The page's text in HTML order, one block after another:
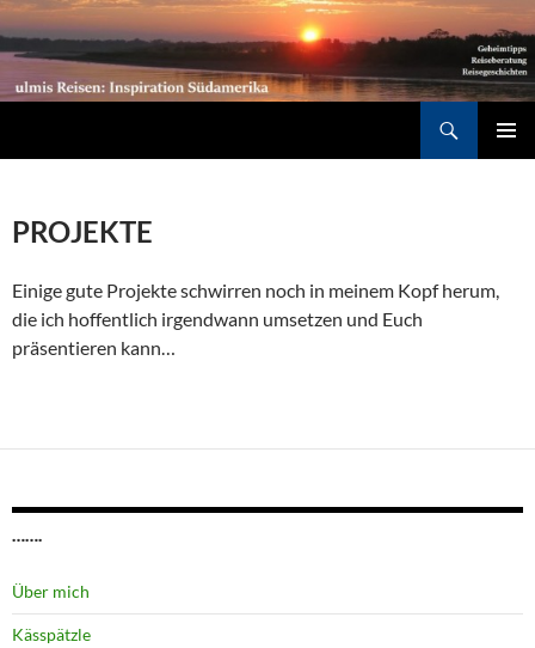
PROJEKTE
Einige gute Projekte schwirren noch in meinem Kopf herum,
die ich hoffentlich irgendwann umsetzen und Euch
präsentieren kann…
…….
Über mich
Kässpätzle